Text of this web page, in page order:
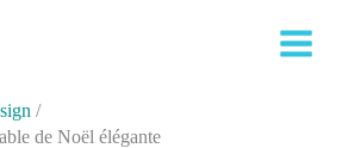
de Noël élégante